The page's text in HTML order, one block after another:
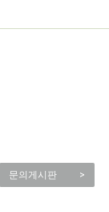
문의게시판 >